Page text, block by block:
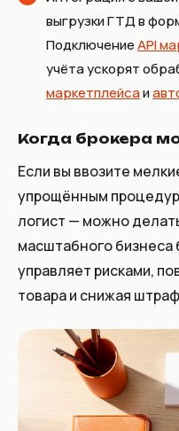
выгрузки ГТД в
ПодключениеAPI
учёта ускорят
маркетплейсаи
Когда брокера
Если вы ввозите
упрощённым
логист — можно
масштабного бизнеса
управляет рисками,
товара и снижая